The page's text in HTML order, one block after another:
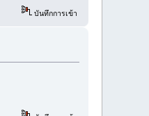
บันทึกการเข้า